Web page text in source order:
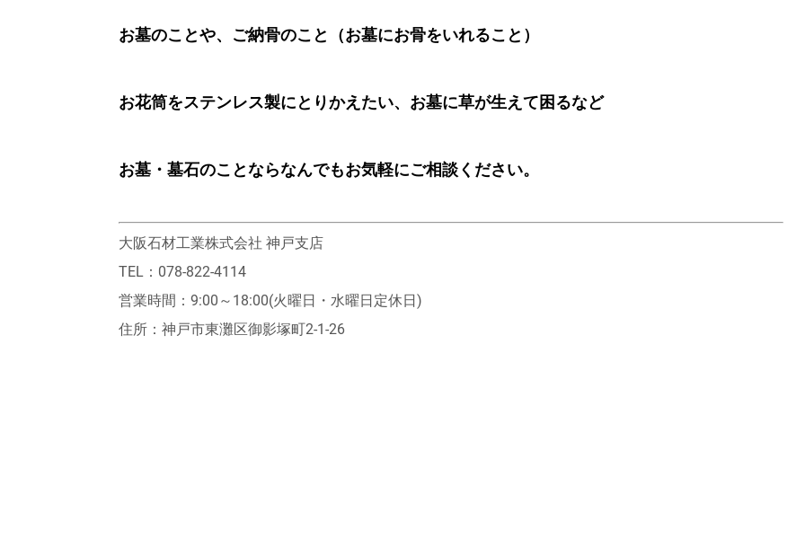
お墓のことや、ご納骨のこと（お墓にお骨をいれること）
お花筒をステンレス製にとりかえたい、お墓に草が生えて困るなど
お墓・墓石のことならなんでもお気軽にご相談ください。
大阪石材工業株式会社 神戸支店
TEL：078-822-4114
営業時間：9:00～18:00(火曜日・水曜日定休日)
住所：神戸市東灘区御影塚町2‐1‐26